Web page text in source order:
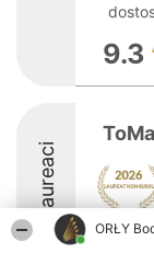
ORŁY
9.3
Laureaci
9